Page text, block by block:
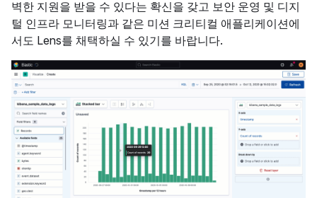
벽한 지원을 받을 수 있다는 확신을 갖고 보안 운영 및 디지
털 인프라 모니터링과 같은 미션 크리티컬 애플리케이션에
서도 Lens를 채택하실 수 있기를 바랍니다.